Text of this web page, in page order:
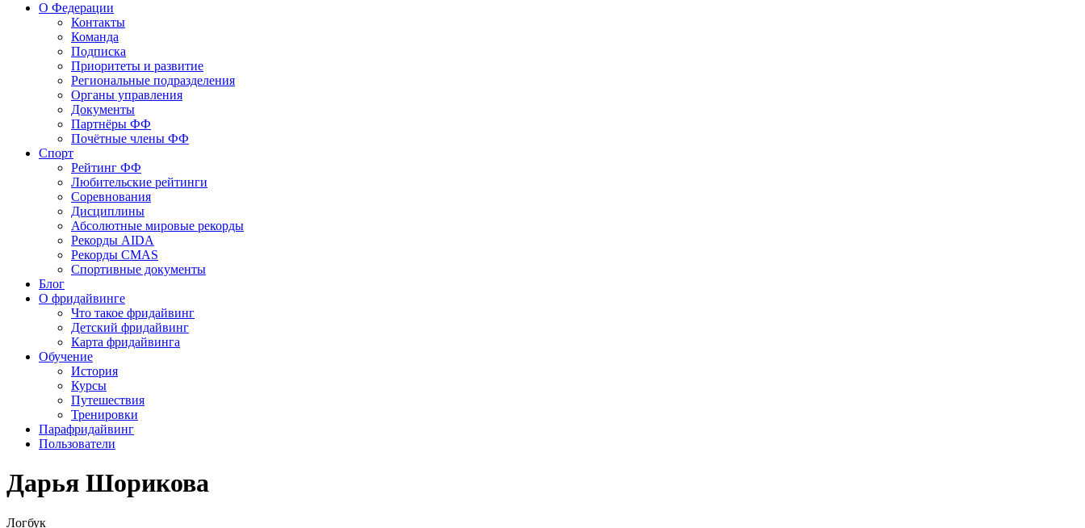
О Федерации
Контакты
Команда
Подписка
Приоритеты и развитие
Региональные подразделения
Органы управления
Документы
Партнёры ФФ
Почётные члены ФФ
Спорт
Рейтинг ФФ
Любительские рейтинги
Соревнования
Дисциплины
Абсолютные мировые рекорды
Рекорды AIDA
Рекорды CMAS
Спортивные документы
Блог
О фридайвинге
Что такое фридайвинг
Детский фридайвинг
Карта фридайвинга
Обучение
История
Курсы
Путешествия
Тренировки
Парафридайвинг
Пользователи
Дарья Шорикова
Логбук